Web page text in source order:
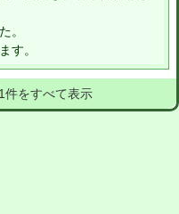
。
す。
件をすべて表示